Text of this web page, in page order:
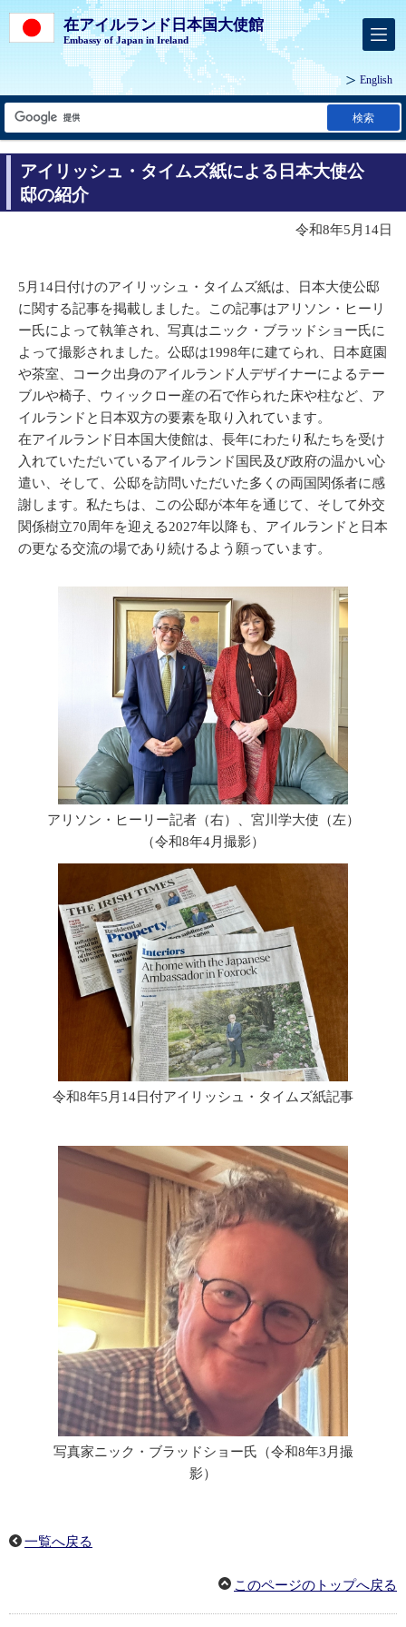
在アイルランド日本国大使館
Embassy of Japan in Ireland
English
検索
アイリッシュ・タイムズ紙による日本大使公
邸の紹介
令和8年5月14日
アリソン・ヒーリー記者（右）、宮川学大使（左）
（令和8年4月撮影）
令和8年5月14日付アイリッシュ・タイムズ紙記事
5月14日付けのアイリッシュ・タイムズ紙は、日本大使公邸
に関する記事を掲載しました。この記事はアリソン・ヒーリ
ー氏によって執筆され、写真はニック・ブラッドショー氏に
よって撮影されました。公邸は1998年に建てられ、日本庭園
や茶室、コーク出身のアイルランド人デザイナーによるテー
ブルや椅子、ウィックロー産の石で作られた床や柱など、ア
イルランドと日本双方の要素を取り入れています。
在アイルランド日本国大使館は、長年にわたり私たちを受け
入れていただいているアイルランド国民及び政府の温かい心
遣い、そして、公邸を訪問いただいた多くの両国関係者に感
謝します。私たちは、この公邸が本年を通じて、そして外交
関係樹立70周年を迎える2027年以降も、アイルランドと日本
の更なる交流の場であり続けるよう願っています。
写真家ニック・ブラッドショー氏（令和8年3月撮
影）
一覧へ戻る
このページのトップへ戻る